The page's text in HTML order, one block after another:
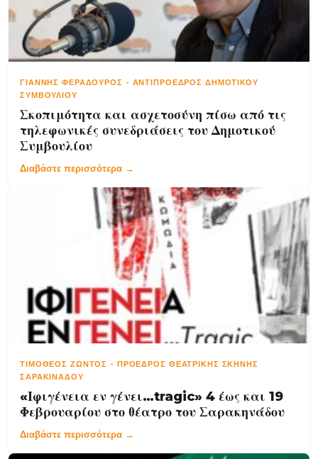
ΓΙΆΝΝΗΣ ΦΕΡΑΔΟΎΡΟΣ - ΑΝΤΙΠΡΌΕΔΡΟΣ ΔΗΜΟΤΙΚΟΎ
ΣΥΜΒΟΥΛΊΟΥ
Σκοπιμότητα και ασχετοσύνη πίσω από τις
τηλεφωνικές συνεδριάσεις του Δημοτικού
Συμβουλίου
Διαβάστε περισσότερα →
ΤΙΜΌΘΕΟΣ ΖΏΝΤΟΣ - ΠΡΌΕΔΡΟΣ ΘΕΑΤΡΙΚΉΣ ΣΚΗΝΉΣ
ΣΑΡΑΚΙΝΆΔΟΥ
«Ιφιγένεια εν γένει…tragic» 4 έως και 19
Φεβρουαρίου στο θέατρο του Σαρακηνάδου
Διαβάστε περισσότερα →